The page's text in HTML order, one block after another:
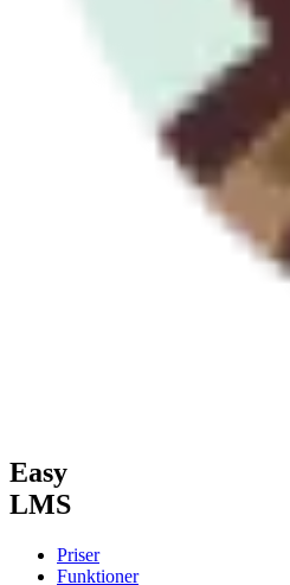
Easy
LMS
Priser
Funktioner